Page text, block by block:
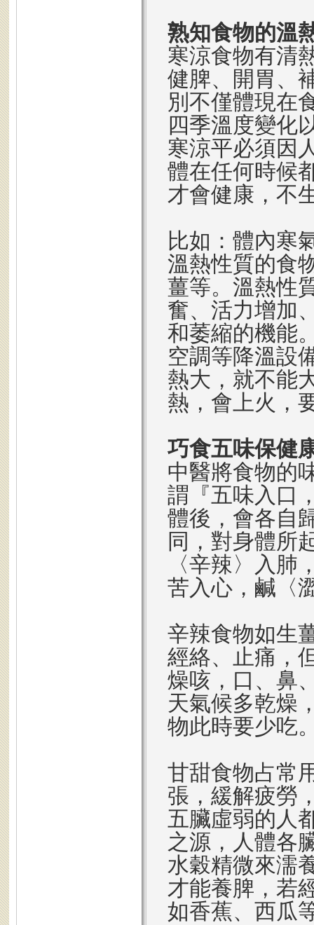
熟知食物的溫
寒涼食物有清
健脾、開胃、
別不僅體現在
四季溫度變化
寒涼平必須因
體在任何時候
才會健康，不
比如：體內寒
溫熱性質的食
薑等。溫熱性
奮、活力增加
和萎縮的機能
空調等降溫設
熱大，就不能
熱，會上火，
巧食五味保健
中醫將食物的
謂『五味入口
體後，會各自
同，對身體所
〈辛辣〉入肺
苦入心，鹹〈
辛辣食物如生
經絡、止痛，
燥咳，口、鼻
天氣候多乾燥
物此時要少吃
甘甜食物占常
張，緩解疲勞
五臟虛弱的人
之源，人體各
水穀精微來濡
才能養脾，若
如香蕉、西瓜